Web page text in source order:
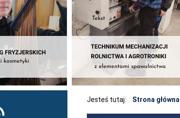
Jesteś tutaj: Strona główna